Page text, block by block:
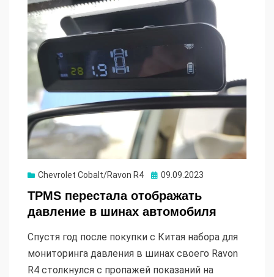
Chevrolet Cobalt/Ravon R4 Опубликовано
09.09.2023
TPMS перестала отображать
давление в шинах автомобиля
Спустя год после покупки с Китая набора для
мониторинга давления в шинах своего Ravon
R4 столкнулся с пропажей показаний на